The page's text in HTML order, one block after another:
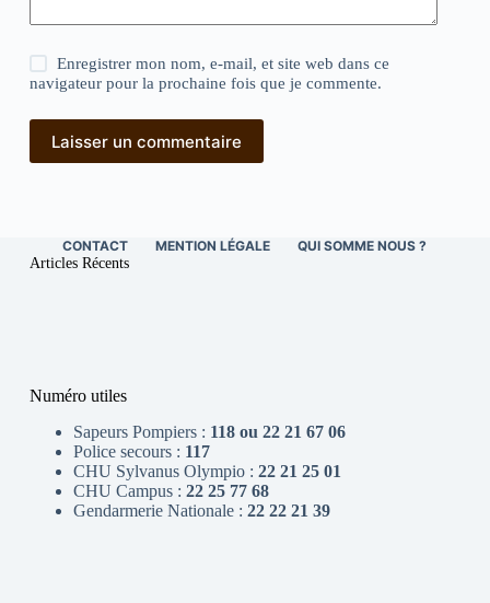
Enregistrer mon nom, e-mail, et site web dans ce
navigateur pour la prochaine fois que je commente.
Laisser un commentaire
CONTACT MENTION LÉGALE QUI SOMME NOUS ?
Articles Récents
Numéro utiles
Sapeurs Pompiers : 118 ou 22 21 67 06
Police secours : 117
CHU Sylvanus Olympio : 22 21 25 01
CHU Campus : 22 25 77 68
Gendarmerie Nationale : 22 22 21 39